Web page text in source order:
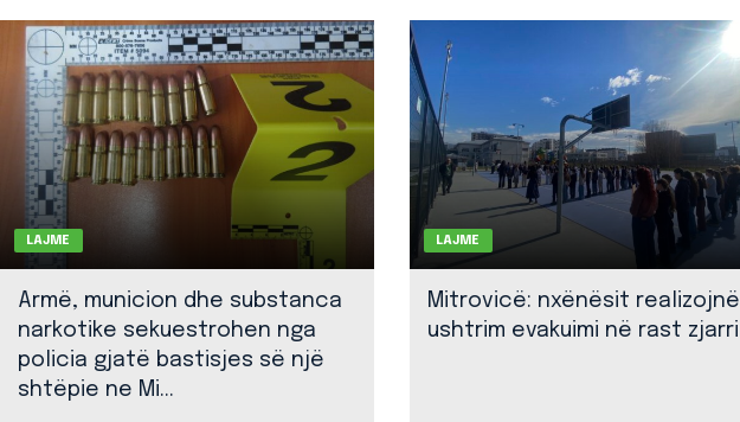
LAJME
Armë, municion dhe substanca
narkotike sekuestrohen nga
policia gjatë bastisjes së një
shtëpie ne Mi...
LAJME
Mitrovicë: nxënësit realizojnë
ushtrim evakuimi në rast zjarri